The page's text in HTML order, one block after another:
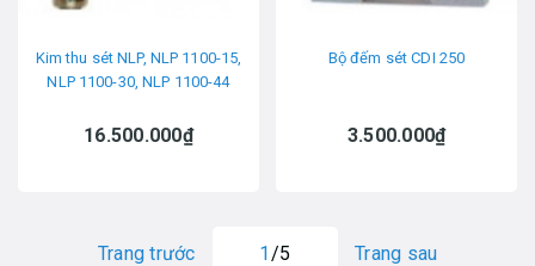
Kim thu sét NLP, NLP 1100-15,
NLP 1100-30, NLP 1100-44
16.500.000₫
Bộ đếm sét CDI 250
3.500.000₫
Trang trước 1 /5 Trang sau